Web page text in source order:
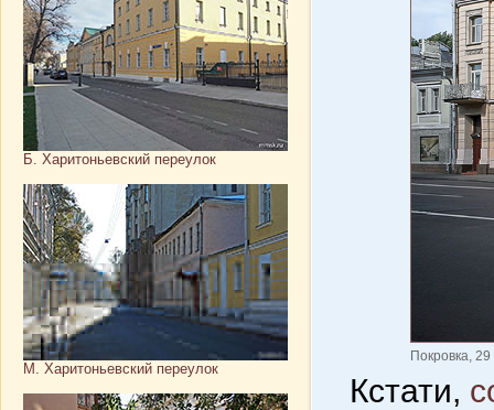
Б. Харитоньевский переулок
М. Харитоньевский переулок
Покровка,
Кстати,